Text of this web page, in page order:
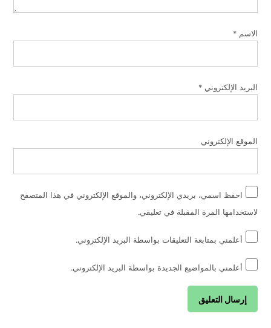
الاسم*
البريد الإلكتروني*
الموقع الإلكتروني
احفظ اسمي، بريدي الإلكتروني، والموقع الإلكتروني في هذا المتصفح
لاستخدامها المرة المقبلة في تعليقي.
أعلمني بمتابعة التعليقات بواسطة البريد الإلكتروني.
أعلمني بالمواضيع الجديدة بواسطة البريد الإلكتروني.